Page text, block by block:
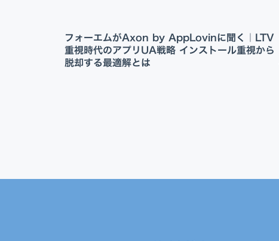
フォーエムがAxon by AppLovinに聞く｜LTV
重視時代のアプリUA戦略 インストール重視から
脱却する最適解とは